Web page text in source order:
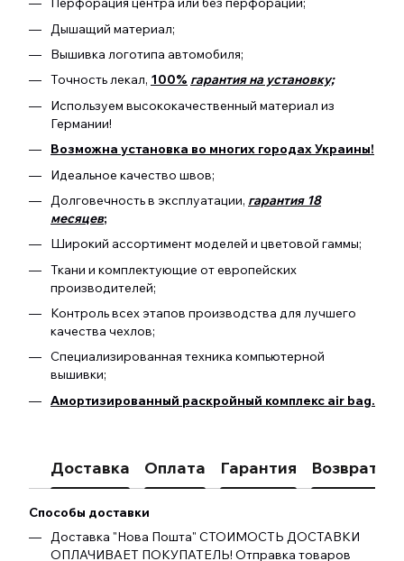
Дышащий материал;
Вышивка логотипа автомобиля;
Точность лекал, 100% гарантия на установку;
Используем высококачественный материал из
Германии!
Возможна установка во многих городах Украины!
Идеальное качество швов;
Долговечность в эксплуатации, гарантия 18
месяцев;
Широкий ассортимент моделей и цветовой гаммы;
Ткани и комплектующие от европейских
производителей;
Контроль всех этапов производства для лучшего
качества чехлов;
Специализированная техника компьютерной
вышивки;
Амортизированный раскройный комплекс air bag.
Доставка Оплата Гарантия Возврат
Способы доставки
Доставка "Нова Пошта" СТОИМОСТЬ ДОСТАВКИ
ОПЛАЧИВАЕТ ПОКУПАТЕЛЬ! Отправка товаров